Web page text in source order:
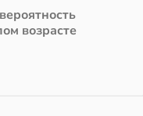
возрасте